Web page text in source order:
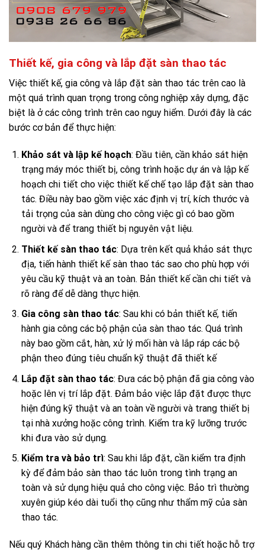
Thiết kế, gia công và lắp đặt sàn thao tác
Việc thiết kế, gia công và lắp đặt sàn thao tác trên cao là
một quá trình quan trọng trong công nghiệp xây dựng, đặc
biệt là ở các công trình trên cao nguy hiểm. Dưới đây là các
bước cơ bản để thực hiện:
Khảo sát và lập kế hoạch: Đầu tiên, cần khảo sát hiện
trạng máy móc thiết bị, công trình hoặc dự án và lập kế
hoạch chi tiết cho việc thiết kế chế tạo lắp đặt sàn thao
tác. Điều này bao gồm việc xác định vị trí, kích thước và
tải trọng của sàn dùng cho công việc gì có bao gồm
người và để trang thiết bị nguyên vật liệu.
Thiết kế sàn thao tác: Dựa trên kết quả khảo sát thực
địa, tiến hành thiết kế sàn thao tác sao cho phù hợp với
yêu cầu kỹ thuật và an toàn. Bản thiết kế cần chi tiết và
rõ ràng để dễ dàng thực hiện.
Gia công sàn thao tác: Sau khi có bản thiết kế, tiến
hành gia công các bộ phận của sàn thao tác. Quá trình
này bao gồm cắt, hàn, xử lý mối hàn và lắp ráp các bộ
phận theo đúng tiêu chuẩn kỹ thuật đã thiết kế
Lắp đặt sàn thao tác: Đưa các bộ phận đã gia công vào
hoặc lên vị trí lắp đặt. Đảm bảo việc lắp đặt được thực
hiện đúng kỹ thuật và an toàn về người và trang thiết bị
tại nhà xưởng hoặc công trình. Kiểm tra kỹ lưỡng trước
khi đưa vào sử dụng.
Kiểm tra và bảo trì: Sau khi lắp đặt, cần kiểm tra định
kỳ để đảm bảo sàn thao tác luôn trong tình trạng an
toàn và sử dụng hiệu quả cho công việc. Bảo trì thường
xuyên giúp kéo dài tuổi thọ cũng như thẩm mỹ của sàn
thao tác.
Nếu quý Khách hàng cần thêm thông tin chi tiết hoặc hỗ trợ